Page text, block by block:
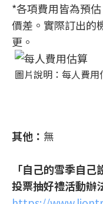
*各項費用皆為預
價差。實際訂出的
更。
圖片說明：每人費用
其他： 無
「自己的雪季自己
投票抽好禮活動辦